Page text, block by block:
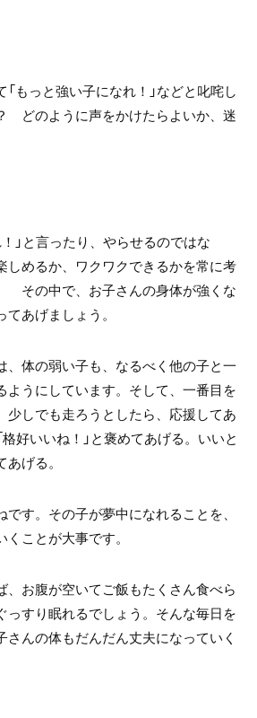
もっと強い子になれ！」などと叱咤し
どのように声をかけたらよいか、迷
」と言ったり、やらせるのではな
めるか、ワクワクできるかを常に考
その中で、お子さんの身体が強くな
あげましょう。
、体の弱い子も、なるべく他の子と一
ようにしています。そして、一番目を
少しでも走ろうとしたら、応援してあ
格好いいね！」と褒めてあげる。いいと
げる。
す。その子が夢中になれることを、
ことが大事です。
、お腹が空いてご飯もたくさん食べら
っすり眠れるでしょう。そんな毎日を
さんの体もだんだん丈夫になっていく